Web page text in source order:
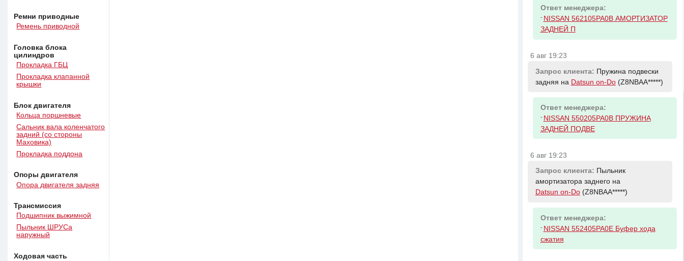
Ремни приводные
Ремень приводной
Головка блока
цилиндров
Прокладка ГБЦ
Прокладка клапанной
крышки
Блок двигателя
Кольца поршневые
Сальник вала коленчатого
задний (со стороны
Маховика)
Прокладка поддона
Опоры двигателя
Опора двигателя задняя
Трансмиссия
Подшипник выжимной
Пыльник ШРУСа
наружный
Ходовая часть
Ответ менеджера:
- NISSAN 562105PA0B АМОРТИЗАТОР
ЗАДНЕЙ П
6 авг 19:23
Запрос клиента: Пружина подвески
задняя на Datsun on-Do(Z8NBAA*****)
Ответ менеджера:
- NISSAN 550205PA0B ПРУЖИНА
ЗАДНЕЙ ПОДВЕ
6 авг 19:23
Запрос клиента: Пыльник
амортизатора заднего на
Datsun on-Do(Z8NBAA*****)
Ответ менеджера:
- NISSAN 552405PA0E Буфер хода
сжатия